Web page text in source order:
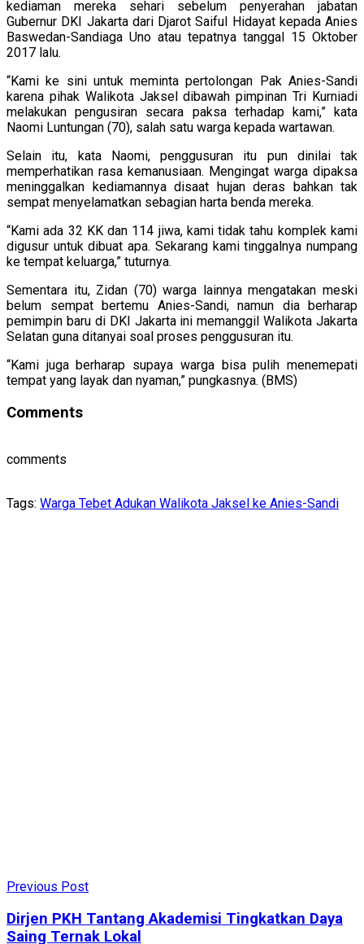
kediaman mereka sehari sebelum penyerahan jabatan
Gubernur DKI Jakarta dari Djarot Saiful Hidayat kepada Anies
Baswedan-Sandiaga Uno atau tepatnya tanggal 15 Oktober
2017 lalu.
“Kami ke sini untuk meminta pertolongan Pak Anies-Sandi
karena pihak Walikota Jaksel dibawah pimpinan Tri Kurniadi
melakukan pengusiran secara paksa terhadap kami,” kata
Naomi Luntungan (70), salah satu warga kepada wartawan.
Selain itu, kata Naomi, penggusuran itu pun dinilai tak
memperhatikan rasa kemanusiaan. Mengingat warga dipaksa
meninggalkan kediamannya disaat hujan deras bahkan tak
sempat menyelamatkan sebagian harta benda mereka.
“Kami ada 32 KK dan 114 jiwa, kami tidak tahu komplek kami
digusur untuk dibuat apa. Sekarang kami tinggalnya numpang
ke tempat keluarga,” tuturnya.
Sementara itu, Zidan (70) warga lainnya mengatakan meski
belum sempat bertemu Anies-Sandi, namun dia berharap
pemimpin baru di DKI Jakarta ini memanggil Walikota Jakarta
Selatan guna ditanyai soal proses penggusuran itu.
“Kami juga berharap supaya warga bisa pulih menemepati
tempat yang layak dan nyaman,” pungkasnya. (BMS)
Comments
comments
Tags: Warga Tebet Adukan Walikota Jaksel ke Anies-Sandi
Previous Post
Dirjen PKH Tantang Akademisi Tingkatkan Daya
Saing Ternak Lokal